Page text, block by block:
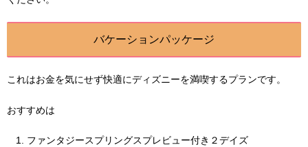
バケーションパッケージ
これはお金を気にせず快適にディズニーを満喫するプランです。
おすすめは
ファンタジースプリングスプレビュー付き２デイズ